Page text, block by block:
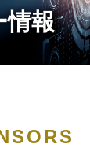
情報